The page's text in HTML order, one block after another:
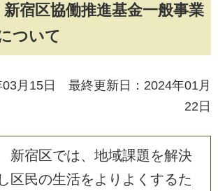
宿区協働推進基金一般事業
ついて
03月15日 最終更新日：2024年01月
22日
新宿区では、 地域課題を解決
し 区民の生活を よ り よ く するた